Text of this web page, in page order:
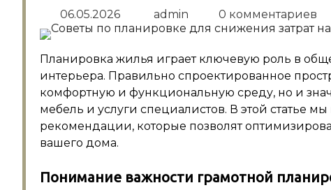
06.05.2026 admin 0 комментариев
Планировка жилья играет ключевую роль в
интерьера. Правильно спроектированное
комфортную и функциональную среду, но и
мебель и услуги специалистов. В этой статье
рекомендации, которые позволят
вашего дома.
Понимание важности грамотной